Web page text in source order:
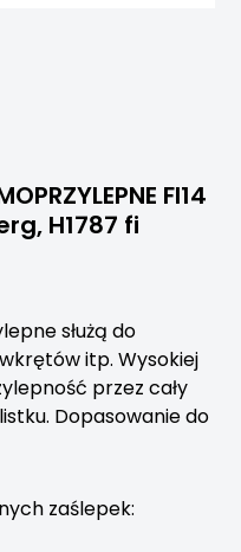
FI14
H1787 fi
służą do
itp. Wysokiej
przez cały
Dopasowanie do
zaślepek: